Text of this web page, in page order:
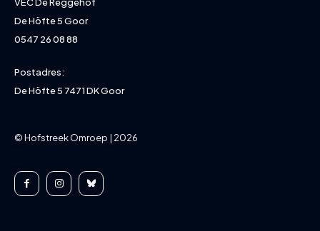
De Höfte 5 Goor
0547 26 08 88
Postadres:
De Höfte 5 7471 DK Goor
© Hofstreek Omroep | 2026